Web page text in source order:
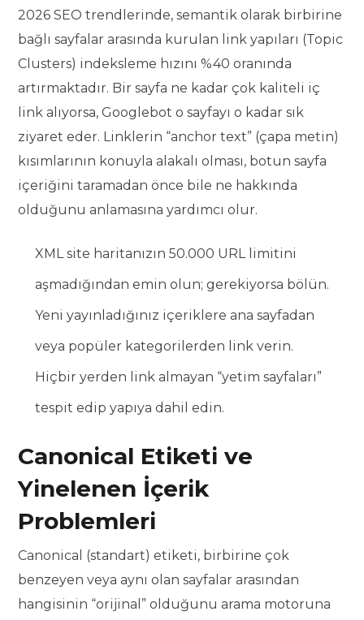
2026 SEO trendlerinde, semantik olarak birbirine
bağlı sayfalar arasında kurulan link yapıları (Topic
Clusters) indeksleme hızını %40 oranında
artırmaktadır. Bir sayfa ne kadar çok kaliteli iç
link alıyorsa, Googlebot o sayfayı o kadar sık
ziyaret eder. Linklerin “anchor text” (çapa metin)
kısımlarının konuyla alakalı olması, botun sayfa
içeriğini taramadan önce bile ne hakkında
olduğunu anlamasına yardımcı olur.
XML site haritanızın 50.000 URL limitini
aşmadığından emin olun; gerekiyorsa bölün.
Yeni yayınladığınız içeriklere ana sayfadan
veya popüler kategorilerden link verin.
Hiçbir yerden link almayan “yetim sayfaları”
tespit edip yapıya dahil edin.
Canonical Etiketi ve
Yinelenen İçerik
Problemleri
Canonical (standart) etiketi, birbirine çok
benzeyen veya aynı olan sayfalar arasından
hangisinin “orijinal” olduğunu arama motoruna